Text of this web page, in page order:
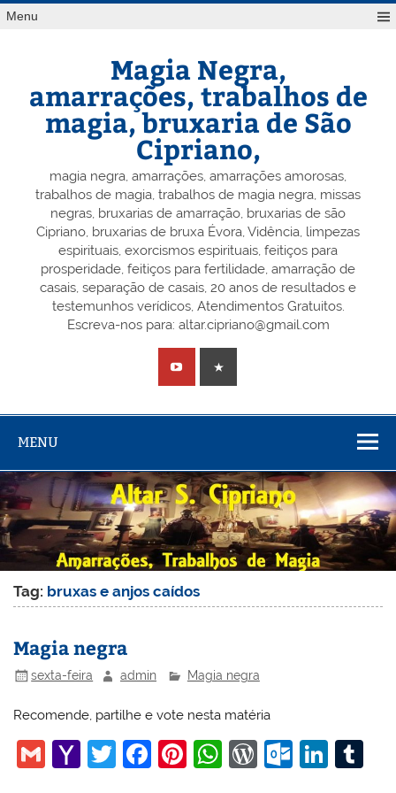
Skip
toMenu
Magia Negra,
amarrações, trabalhos de
magia, bruxaria de São
Cipriano,
magia negra, amarrações, amarrações amorosas,
trabalhos de magia, trabalhos de magia negra, missas
negras, bruxarias de amarração, bruxarias de são
Cipriano, bruxarias de bruxa Évora, Vidência, limpezas
espirituais, exorcismos espirituais, feitiços para
prosperidade, feitiços para fertilidade, amarração de
casais, separação de casais, 20 anos de resultados e
testemunhos verídicos, Atendimentos Gratuitos.
Escreva-nos para: altar.cipriano@gmail.com
MENU
Tag: bruxas e anjos caídos
Magia negra
sexta-feira admin Magia negra
Recomende, partilhe e vote nesta matéria
G
Y
T
F
Pi W W O
Li